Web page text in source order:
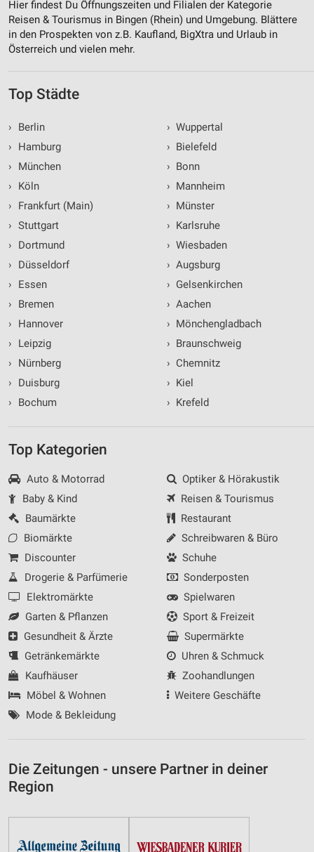
Hier findest Du Öffnungszeiten und Filialen der Kategorie
Reisen & Tourismus in Bingen (Rhein) und Umgebung. Blättere
in den Prospekten von z.B. Kaufland, BigXtra und Urlaub in
Österreich und vielen mehr.
Top Städte
›
Berlin
›
Hamburg
›
München
›
Köln
›
Frankfurt (Main)
› Stuttgart
›
Dortmund
›
Düsseldorf
›
Essen
›
Bremen
›
Hannover
›
Leipzig
›
Nürnberg
›
Duisburg
›
Bochum
› Wuppertal
› Bielefeld
› Bonn
› Mannheim
› Münster
› Karlsruhe
› Wiesbaden
› Augsburg
› Gelsenkirchen
› Aachen
› Mönchengladbach
› Braunschweig
› Chemnitz
› Kiel
› Krefeld
Top Kategorien
Auto & Motorrad
Baby & Kind
Baumärkte
Biomärkte
Discounter
Drogerie & Parfümerie
Elektromärkte
Garten & Pflanzen
Gesundheit & Ärzte
Getränkemärkte
Kaufhäuser
Möbel & Wohnen
Mode & Bekleidung
Optiker & Hörakustik
Reisen & Tourismus
Restaurant
Schreibwaren & Büro
Schuhe
Sonderposten
Spielwaren
Sport & Freizeit
Supermärkte
Uhren & Schmuck
Zoohandlungen
Weitere Geschäfte
Die Zeitungen - unsere Partner in deiner
Region
Funktional
Werbung